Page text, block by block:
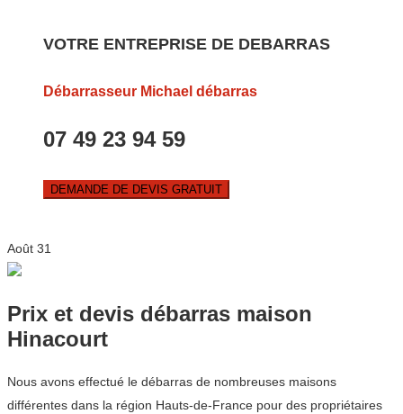
VOTRE ENTREPRISE DE DEBARRAS
Débarrasseur Michael débarras
07 49 23 94 59
DEMANDE DE DEVIS GRATUIT
Août 31
Prix et devis débarras maison
Hinacourt
Nous avons effectué le débarras de nombreuses maisons
différentes dans la région Hauts-de-France pour des propriétaires